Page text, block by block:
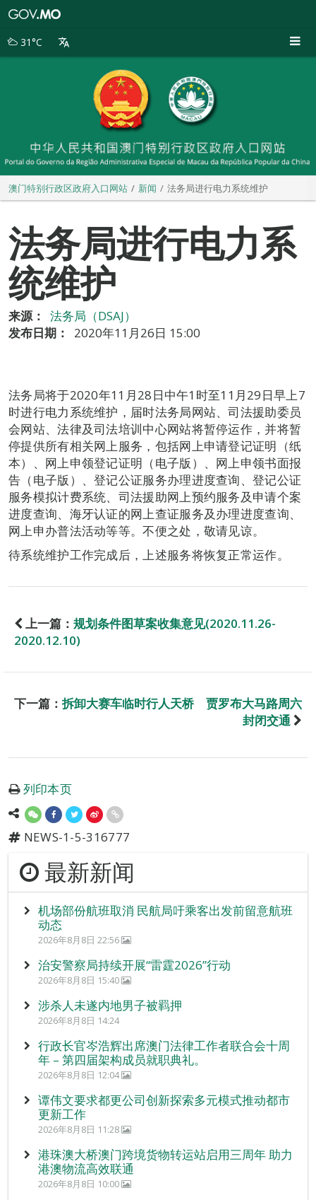
别
31°C
澳门特别行政区政府入口网站 新闻 法务局进行电力系统维护
法务局进行电力系
统维护
来源：
法务局（DSAJ）
发布日期：
2020年11月26日 15:00
法务局将于2020年11月28日中午1时至11月29日早上7
时进行电力系统维护，届时法务局网站、司法援助委员
会网站、法律及司法培训中心网站将暂停运作，并将暂
停提供所有相关网上服务，包括网上申请登记证明（纸
本）、网上申领登记证明（电子版）、网上申领书面报
告（电子版）、登记公证服务办理进度查询、登记公证
服务模拟计费系统、司法援助网上预约服务及申请个案
进度查询、海牙认证的网上查证服务及办理进度查询、
网上申办普法活动等等。不便之处，敬请见谅。
待系统维护工作完成后，上述服务将恢复正常运作。
上一篇： 规划条件图草案收集意见(2020.11.26-
2020.12.10)
下一篇： 拆卸大赛车临时行人天桥 贾罗布大马路周六
封闭交通
列印本页
NEWS-1-5-316777
最新新闻
机场部份航班取消 民航局吁乘客出发前留意航班
动态
2026年8月8日 22:56
治安警察局持续开展“雷霆2026”行动
2026年8月8日 15:40
涉杀人未遂内地男子被羁押
2026年8月8日 14:24
行政长官岑浩辉出席澳门法律工作者联合会十周
年 – 第四届架构成员就职典礼。
2026年8月8日 12:04
谭伟文要求都更公司创新探索多元模式推动都市
更新工作
2026年8月8日 11:28
港珠澳大桥澳门跨境货物转运站启用三周年 助力
港澳物流高效联通
2026年8月8日 10:00